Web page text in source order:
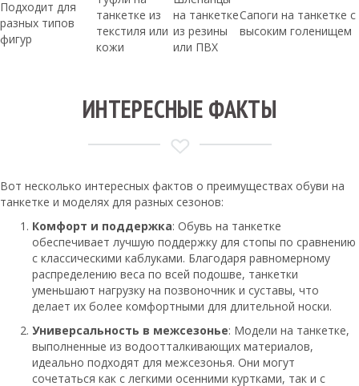
Подходит для
разных типов
фигур
танкетке из
текстиля или
кожи
на танкетке
из резины
или ПВХ
Сапоги на танкетке с
высоким голенищем
ИНТЕРЕСНЫЕ ФАКТЫ
Вот несколько интересных фактов о преимуществах обуви на
танкетке и моделях для разных сезонов:
Комфорт и поддержка: Обувь на танкетке
обеспечивает лучшую поддержку для стопы по сравнению
с классическими каблуками. Благодаря равномерному
распределению веса по всей подошве, танкетки
уменьшают нагрузку на позвоночник и суставы, что
делает их более комфортными для длительной носки.
Универсальность в межсезонье: Модели на танкетке,
выполненные из водоотталкивающих материалов,
идеально подходят для межсезонья. Они могут
сочетаться как с легкими осенними куртками, так и с